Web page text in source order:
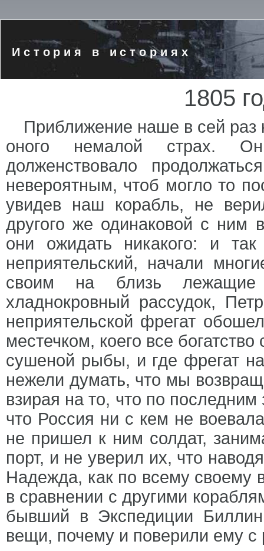
История в историях
1805
Приближение наше в сей раз
оного немалой страх.
долженствовало
невероятным, чтоб могло то
увидев наш корабль, не
другого же одинаковой с ним
они ожидать никакого: и
неприятельский, начали
своим на близь лежащие
хладнокровный рассудок,
неприятельской фрегат
местечком, коего все
сушеной рыбы, и где фрегат
нежели думать, что мы
взирая на то, что по
что Россия ни с кем не
не пришел к ним солдат,
порт, и не уверил их, что
Надежда, как по всему своему
в сравнении с другими
бывший в Экспедиции
вещи, почему и поверили ему с